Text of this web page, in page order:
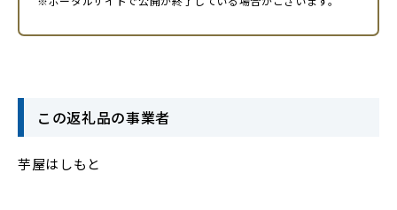
この返礼品の事業者
芋屋はしもと